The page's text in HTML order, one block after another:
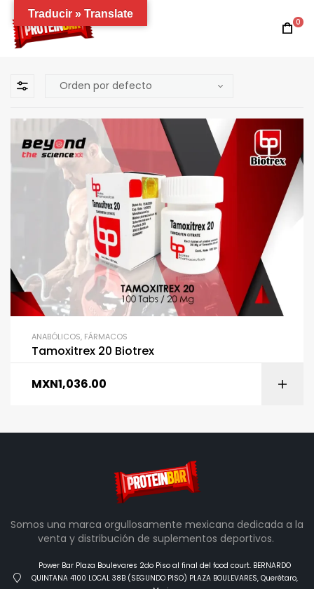
0
ANABÓLICOS, FÁRMACOS
Tamoxitrex 20 Biotrex
MXN1,036.00
Somos una marca orgullosamente mexicana dedicada a la
venta y distribución de suplementos deportivos.
Power Bar Plaza Boulevares 2do Piso al final del food court. BERNARDO
QUINTANA 4100 LOCAL 38B (SEGUNDO PISO) PLAZA BOULEVARES, Querétaro,
Traducir » Translate